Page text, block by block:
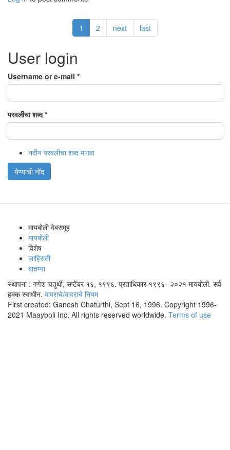
1 2 next last
User login
Username or e-mail *
परवलीचा शब्द*
नवीन परवलीचा शब्द मागवा
येण्याची नोंद
मायबोली वेबसमूह
मायबोली
विशेष
जाहिराती
बातम्या
स्थापना : गणेश चतुर्थी, सप्टेंबर १६, १९९६. प्रताधिकार १९९६--२०२१ मायबोली. सर्व
हक्क स्वाधीन. वापराचे/वावराचे नियम
First created: Ganesh Chaturthi, Sept 16, 1996. Copyright 1996-
2021 Maayboli Inc. All rights reserved worldwide. Terms of use